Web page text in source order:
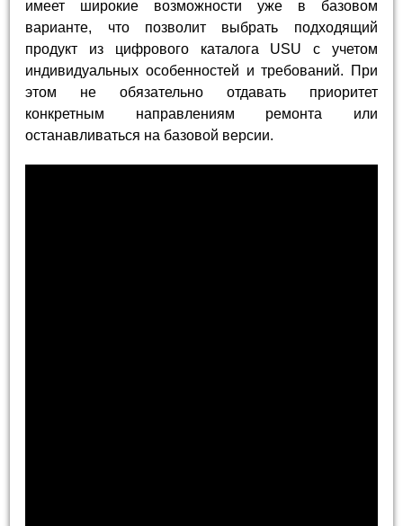
имеет широкие возможности уже в базовом
варианте, что позволит выбрать подходящий
продукт из цифрового каталога USU с учетом
индивидуальных особенностей и требований. При
этом не обязательно отдавать приоритет
конкретным направлениям ремонта или
останавливаться на базовой версии.